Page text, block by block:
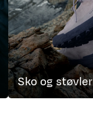
Sko og støvler